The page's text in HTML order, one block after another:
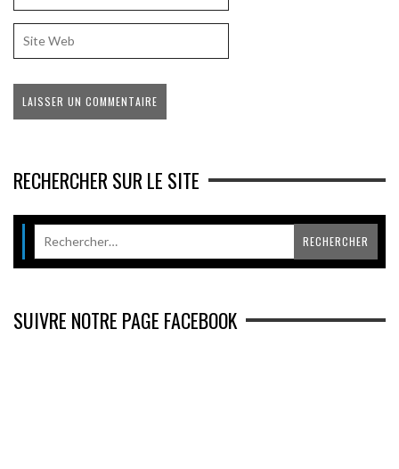
RECHERCHER SUR LE SITE
SUIVRE NOTRE PAGE FACEBOOK